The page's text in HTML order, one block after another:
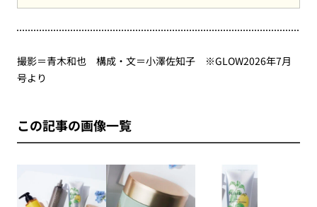
撮影＝青木和也 構成・文＝小澤佐知子 ※GLOW2026年7月
号より
この記事の画像一覧